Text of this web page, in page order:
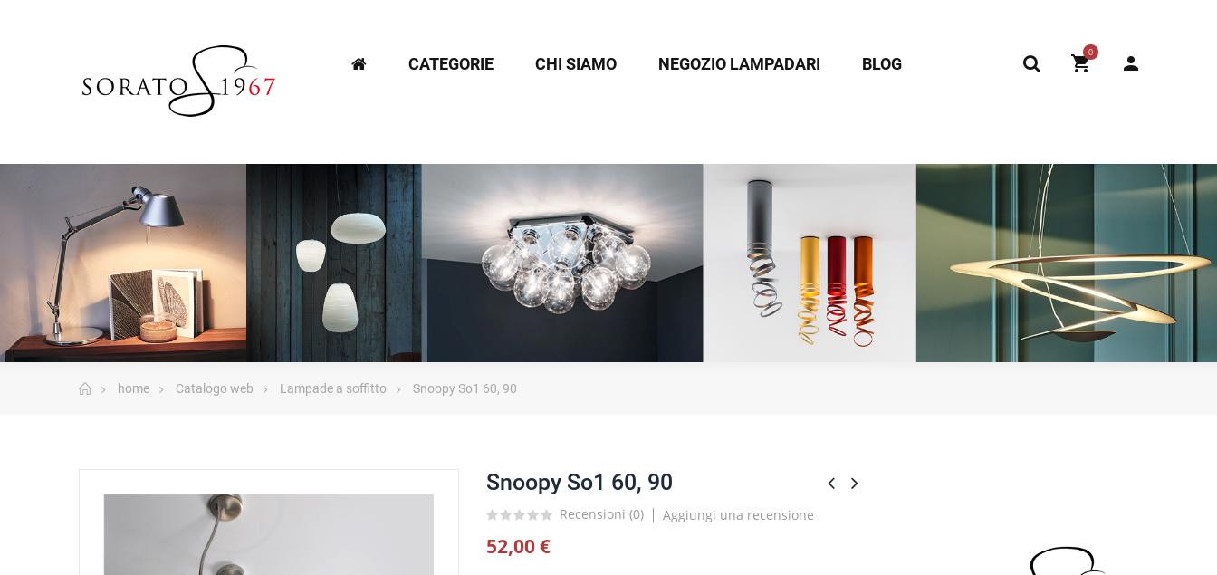
0
CATEGORIE CHI SIAMO NEGOZIO LAMPADARI BLOG
home Catalogo web Lampade a soffitto Snoopy So1 60, 90
Snoopy So1 60, 90
Recensioni (0) Aggiungi una recensione
52,00 €